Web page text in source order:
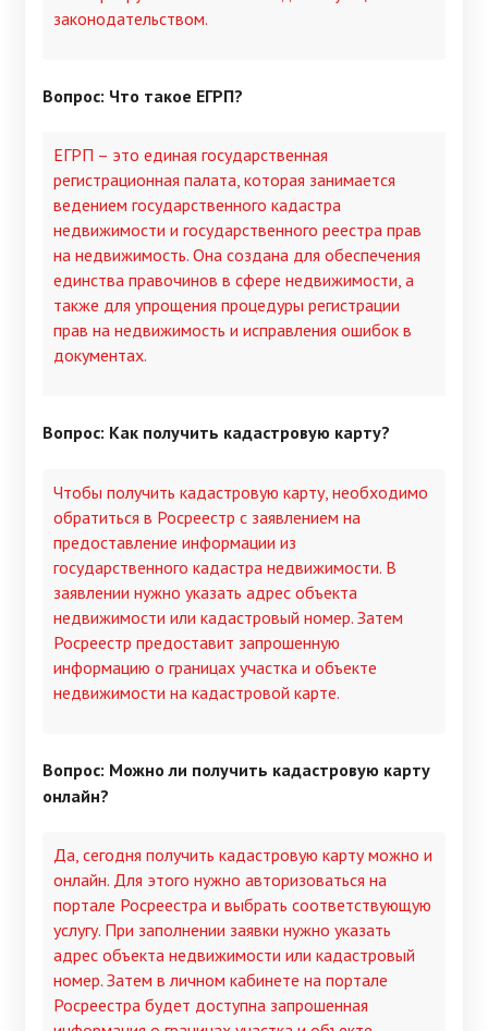
законодательством.
Вопрос: Что такое ЕГРП?
ЕГРП – это единая государственная
регистрационная палата, которая занимается
ведением государственного кадастра
недвижимости и государственного реестра прав
на недвижимость. Она создана для обеспечения
единства правочинов в сфере недвижимости, а
также для упрощения процедуры регистрации
прав на недвижимость и исправления ошибок в
документах.
Вопрос: Как получить кадастровую карту?
Чтобы получить кадастровую карту, необходимо
обратиться в Росреестр с заявлением на
предоставление информации из
государственного кадастра недвижимости. В
заявлении нужно указать адрес объекта
недвижимости или кадастровый номер. Затем
Росреестр предоставит запрошенную
информацию о границах участка и объекте
недвижимости на кадастровой карте.
Вопрос: Можно ли получить кадастровую карту
онлайн?
Да, сегодня получить кадастровую карту можно и
онлайн. Для этого нужно авторизоваться на
портале Росреестра и выбрать соответствующую
услугу. При заполнении заявки нужно указать
адрес объекта недвижимости или кадастровый
номер. Затем в личном кабинете на портале
Росреестра будет доступна запрошенная